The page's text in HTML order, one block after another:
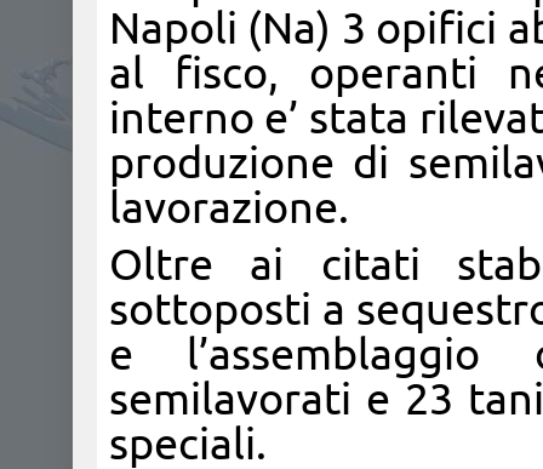
Napoli (Na) 3 opifici
al fisco, operanti
interno e’ stata
produzione di
lavorazione.
Oltre ai citati
sottoposti a
e
semilavorati e 23
speciali.